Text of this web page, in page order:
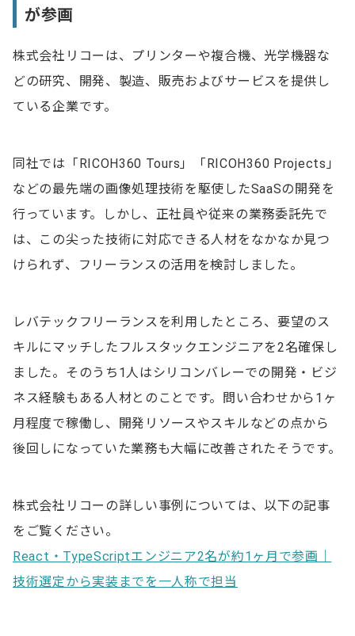
が参画
株式会社リコーは、プリンターや複合機、光学機器な
どの研究、開発、製造、販売およびサービスを提供し
ている企業です。
同社では「RICOH360 Tours」「RICOH360 Projects」
などの最先端の画像処理技術を駆使したSaaSの開発を
行っています。しかし、正社員や従来の業務委託先で
は、この尖った技術に対応できる人材をなかなか見つ
けられず、フリーランスの活用を検討しました。
レバテックフリーランスを利用したところ、要望のス
キルにマッチしたフルスタックエンジニアを2名確保し
ました。そのうち1人はシリコンバレーでの開発・ビジ
ネス経験もある人材とのことです。問い合わせから1ヶ
月程度で稼働し、開発リソースやスキルなどの点から
後回しになっていた業務も大幅に改善されたそうです。
株式会社リコーの詳しい事例については、以下の記事
をご覧ください。
React・TypeScriptエンジニア2名が約1ヶ月で参画｜
技術選定から実装までを一人称で担当